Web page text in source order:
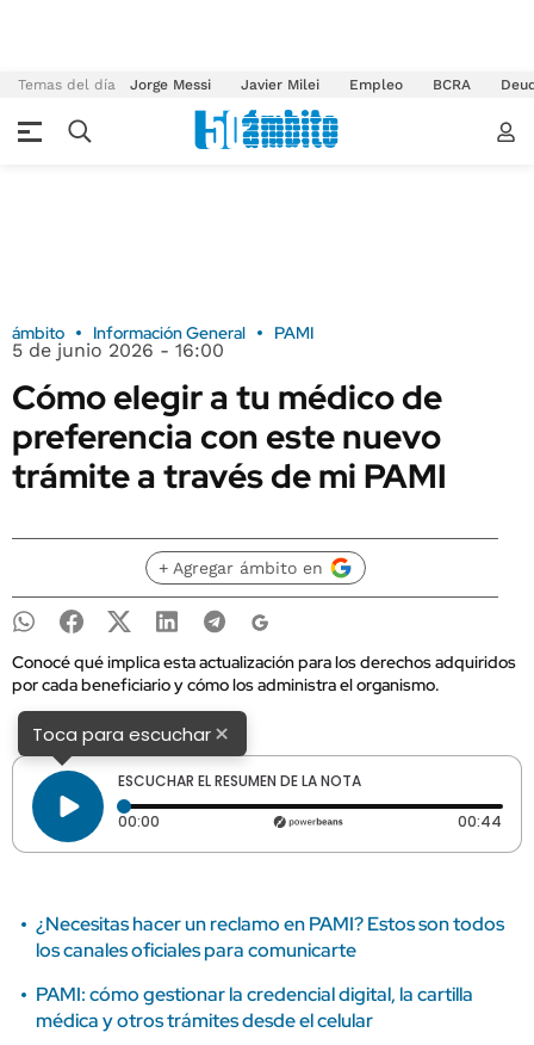
Temas del día Jorge Messi Javier Milei Empleo BCRA
ámbito Información General PAMI
5 de junio 2026 - 16:00
Cómo elegir a tu médico de
preferencia con este nuevo
trámite a través de mi PAMI
+ Agregar ámbito en
Conocé qué implica esta actualización para los derechos adquiridos
por cada beneficiario y cómo los administra el organismo.
Toca para escuchar×
ESCUCHAR EL RESUMEN DE LA NOTA
00:00 Tiempo transcurrido: 0 segundos 00:44
¿Necesitas hacer un reclamo en PAMI? Estos son todos
los canales oficiales para comunicarte
PAMI: cómo gestionar la credencial digital, la cartilla
médica y otros trámites desde el celular